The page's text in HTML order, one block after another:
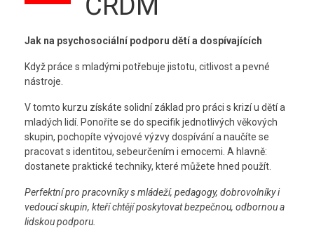
Jak na psychosociální podporu dětí a dospívajících
Když práce s mladými potřebuje jistotu, citlivost a pevné
nástroje.
V tomto kurzu získáte solidní základ pro práci s krizí u dětí a
mladých lidí. Ponoříte se do specifik jednotlivých věkových
skupin, pochopíte vývojové výzvy dospívání a naučíte se
pracovat s identitou, sebeurčením i emocemi. A hlavně:
dostanete praktické techniky, které můžete hned použít.
Perfektní pro pracovníky s mládeží, pedagogy, dobrovolníky i
vedoucí skupin, kteří chtějí poskytovat bezpečnou, odbornou a
lidskou podporu.